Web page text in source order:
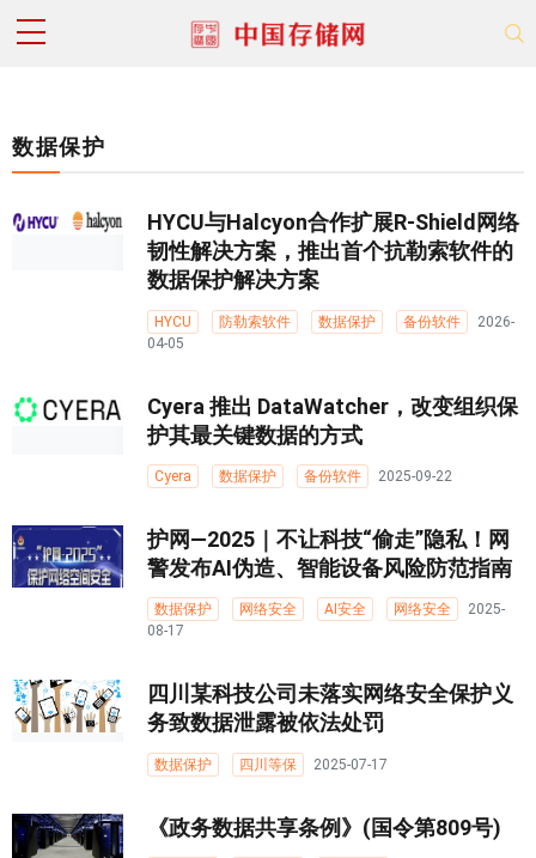
数据保护
HYCU与Halcyon合作扩展R-Shield网络
韧性解决方案，推出首个抗勒索软件的
数据保护解决方案
HYCU 防勒索软件 数据保护 备份软件
2026-
04-05
Cyera 推出 DataWatcher，改变组织保
护其最关键数据的方式
Cyera 数据保护 备份软件 2025-09-22
护网—2025｜不让科技“偷走”隐私！网
警发布AI伪造、智能设备风险防范指南
数据保护 网络安全 AI安全 网络安全
2025-
08-17
四川某科技公司未落实网络安全保护义
务致数据泄露被依法处罚
数据保护 四川等保 2025-07-17
《政务数据共享条例》(国令第809号)